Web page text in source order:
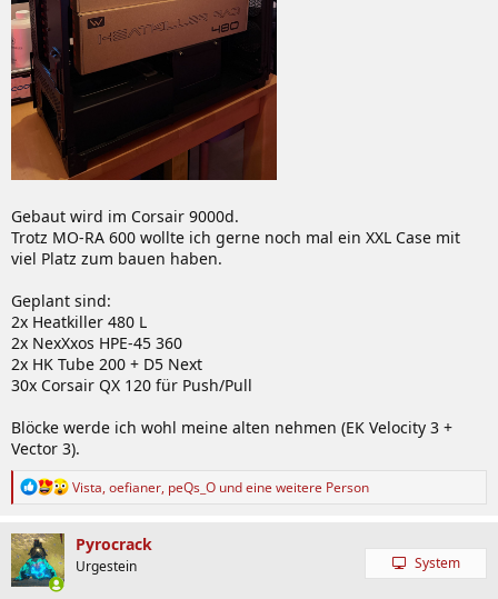
Gebaut wird im Corsair 9000d.
Trotz MO-RA 600 wollte ich gerne noch mal ein XXL Case mit
viel Platz zum bauen haben.
Geplant sind:
2x Heatkiller 480 L
2x NexXxos HPE-45 360
2x HK Tube 200 + D5 Next
30x Corsair QX 120 für Push/Pull
Blöcke werde ich wohl meine alten nehmen (EK Velocity 3 +
Vector 3).
R
k
Vista, oefianer, peQs_O und eine weitere Person
Pyrocrack
Urgestein System